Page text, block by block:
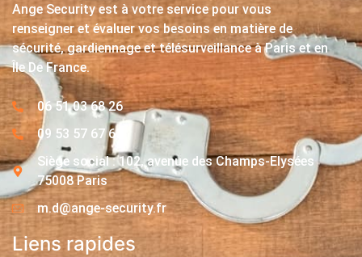
Ange Security est à votre service pour vous
renseigner et évaluer vos besoins en matière de
sécurité, gardiennage et télésurveillance à Paris et en
Île De France.
06 51 03 68 26
09 53 57 67 63
Siège social : 102, avenue des Champs-Elysées
75008 Paris
m.d@ange-security.fr
Liens rapides